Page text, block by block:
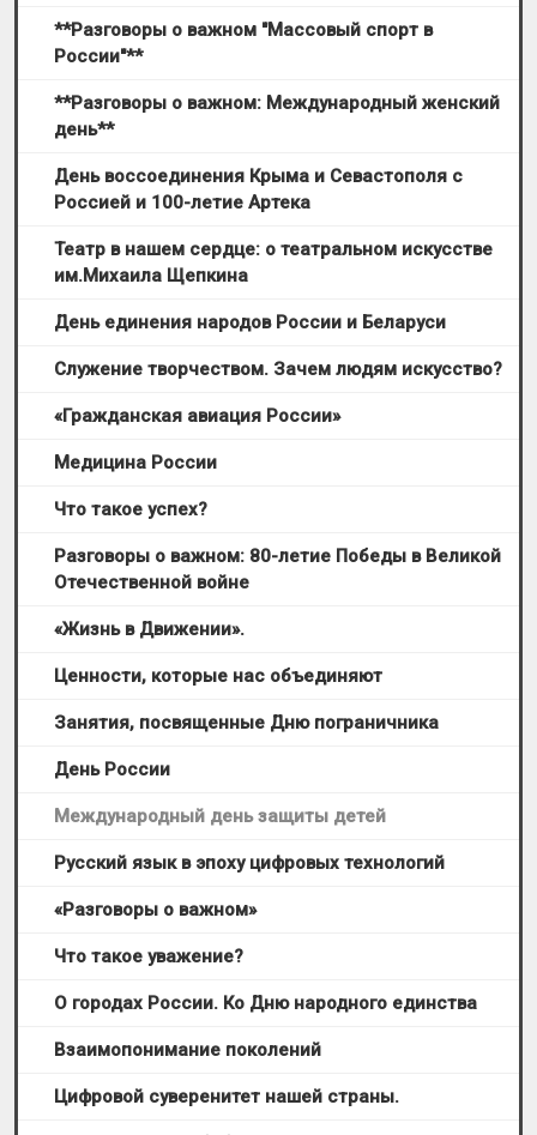
**Разговоры о важном "Массовый спорт в
России"**
**Разговоры о важном: Международный женский
день**
День воссоединения Крыма и Севастополя с
Россией и 100-летие Артека
Театр в нашем сердце: о театральном искусстве
им.Mихаила Щепкина
День единения народов России и Беларуси
Служение творчеством. Зачем людям искусство?
«Гражданская авиация России»
Медицина России
Что такое успех?
Разговоры о важном: 80-летие Победы в Великой
Отечественной войне
«Жизнь в Движении».
Ценности, которые нас объединяют
Занятия, посвященные Дню пограничника
День России
Международный день защиты детей
Русский язык в эпоху цифровых технологий
«Разговоры о важном»
Что такое уважение?
О городах России. Ко Дню народного единства
Взаимопонимание поколений
Цифровой суверенитет нашей страны.